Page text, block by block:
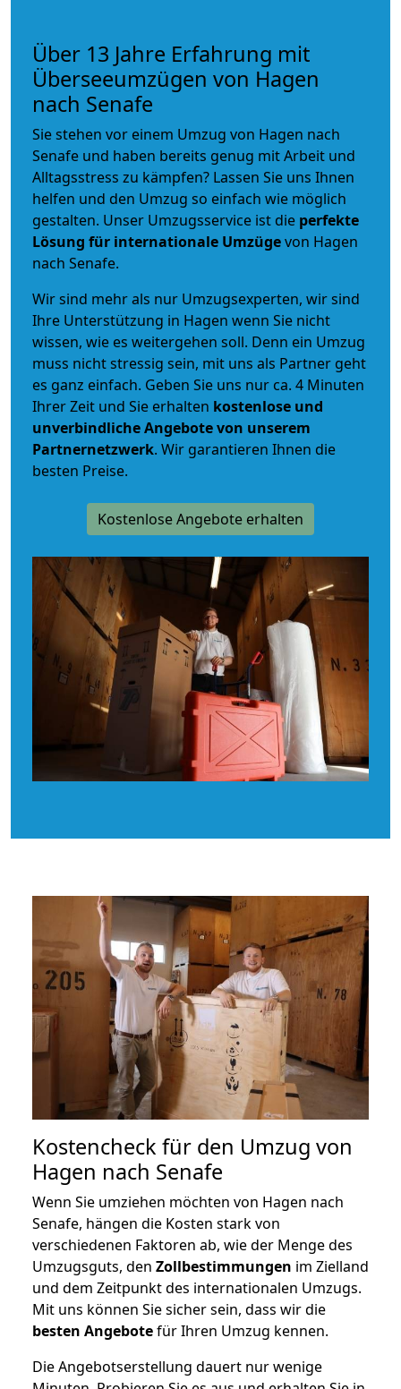
Über 13 Jahre Erfahrung mit
Überseeumzügen von Hagen
nach Senafe
Sie stehen vor einem Umzug von Hagen nach
Senafe und haben bereits genug mit Arbeit und
Alltagsstress zu kämpfen? Lassen Sie uns Ihnen
helfen und den Umzug so einfach wie möglich
gestalten. Unser Umzugsservice ist die perfekte
Lösung für internationale Umzügevon Hagen
nach Senafe.
Wir sind mehr als nur Umzugsexperten, wir sind
Ihre Unterstützung in Hagen wenn Sie nicht
wissen, wie es weitergehen soll. Denn ein Umzug
muss nicht stressig sein, mit uns als Partner geht
es ganz einfach. Geben Sie uns nur ca. 4 Minuten
Ihrer Zeit und Sie erhalten kostenlose und
unverbindlicheAngebote von unserem
Partnernetzwerk. Wir garantieren Ihnen die
besten Preise.
Kostenlose Angebote erhalten
Kostencheck für den Umzug von
Hagen nach Senafe
Wenn Sie umziehen möchten von Hagen nach
Senafe, hängen die Kosten stark von
verschiedenen Faktoren ab, wie der Menge des
Umzugsguts, den Zollbestimmungen im Zielland
und dem Zeitpunkt des internationalen Umzugs.
Mit uns können Sie sicher sein, dass wir die
besten Angebotefür Ihren Umzug kennen.
Die Angebotserstellung dauert nur wenige